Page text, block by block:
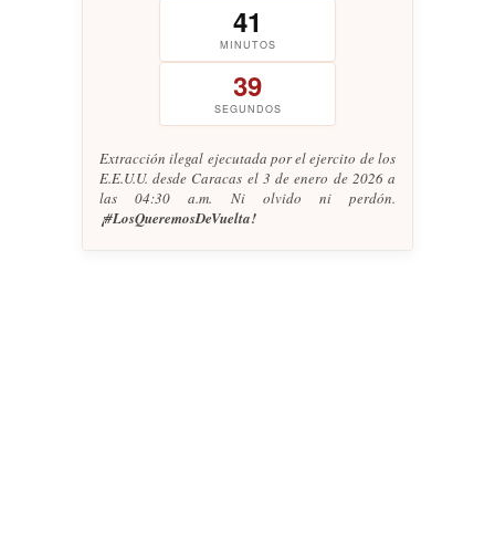
41
MINUTOS
40
SEGUNDOS
Extracción ilegal ejecutada por el ejercito de los
E.E.U.U. desde Caracas el 3 de enero de 2026 a
las 04:30 a.m. Ni olvido ni perdón.
¡#LosQueremosDeVuelta!